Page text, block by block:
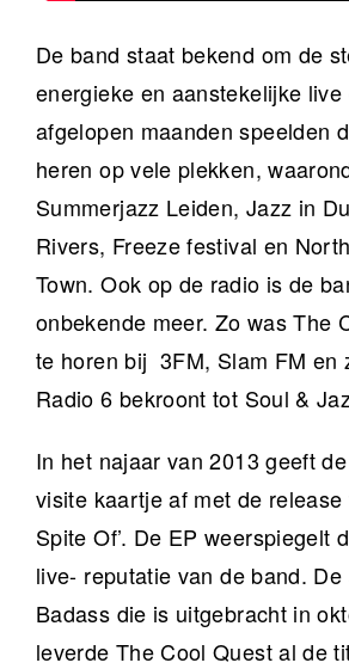
De band staat bekend om de
energieke en aanstekelijke
afgelopen maanden speelden
heren op vele plekken,
Summerjazz Leiden, Jazz in
Rivers, Freeze festival en
Town. Ook op de radio is de
onbekende meer. Zo was The
te horen bij 3FM, Slam FM en
Radio 6 bekroont tot Soul &
In het najaar van 2013 geeft
visite kaartje af met de release
Spite Of’. De EP weerspiegelt
live- reputatie van de band. De
Badass die is uitgebracht in
leverde The Cool Quest al de